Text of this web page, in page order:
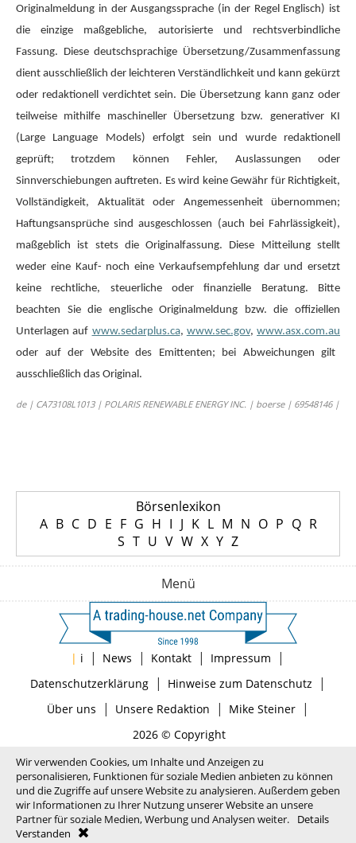
Originalmeldung in der Ausgangssprache (in der Regel Englisch) ist
die einzige maßgebliche, autorisierte und rechtsverbindliche
Fassung. Diese deutschsprachige Übersetzung/Zusammenfassung
dient ausschließlich der leichteren Verständlichkeit und kann gekürzt
oder redaktionell verdichtet sein. Die Übersetzung kann ganz oder
teilweise mithilfe maschineller Übersetzung bzw. generativer KI
(Large Language Models) erfolgt sein und wurde redaktionell
geprüft; trotzdem können Fehler, Auslassungen oder
Sinnverschiebungen auftreten. Es wird keine Gewähr für Richtigkeit,
Vollständigkeit, Aktualität oder Angemessenheit übernommen;
Haftungsansprüche sind ausgeschlossen (auch bei Fahrlässigkeit),
maßgeblich ist stets die Originalfassung. Diese Mitteilung stellt
weder eine Kauf- noch eine Verkaufsempfehlung dar und ersetzt
keine rechtliche, steuerliche oder finanzielle Beratung. Bitte
beachten Sie die englische Originalmeldung bzw. die offiziellen
Unterlagen auf www.sedarplus.ca, www.sec.gov, www.asx.com.au
oder auf der Website des Emittenten; bei Abweichungen gilt
ausschließlich das Original.
de | CA73108L1013 | POLARIS RENEWABLE ENERGY INC. | boerse | 69548146 |
Börsenlexikon
A B C D E F G H I J K L M N O P Q R
S T U V W X Y Z
Menü
| i | News | Kontakt | Impressum |
Datenschutzerklärung| Hinweise zum Datenschutz |
Über uns | Unsere Redaktion | Mike Steiner|
2026 © Copyright
Wir verwenden Cookies, um Inhalte und Anzeigen zu
personalisieren, Funktionen für soziale Medien anbieten zu können
und die Zugriffe auf unsere Website zu analysieren. Außerdem geben
wir Informationen zu Ihrer Nutzung unserer Website an unsere
Partner für soziale Medien, Werbung und Analysen weiter.
Details
Verstanden